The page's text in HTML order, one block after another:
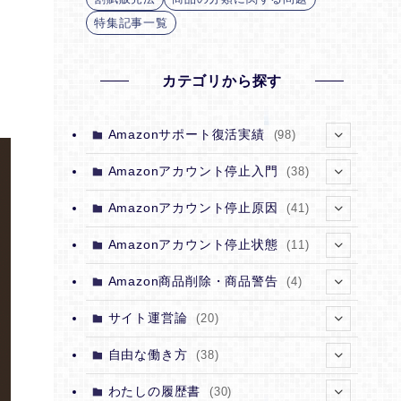
特集記事一覧
カテゴリから探す
Amazonサポート復活実績 (98)
(7)
(12)
(12)
(12)
(12)
Amazonアカウント停止入門 (38)
(4)
(2)
(5)
(7)
Amazonアカウント停止原因 (41)
(1)
(4)
(3)
Amazonアカウント停止状態 (11)
(1)
(1)
Amazon商品削除・商品警告 (4)
サイト運営論 (20)
(1)
(1)
自由な働き方 (38)
(1)
わたしの履歴書 (30)